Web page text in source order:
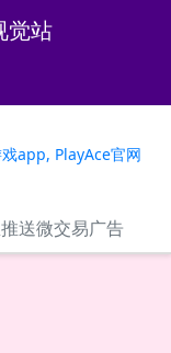
觉站
app, PlayAce官网
送微交易广告